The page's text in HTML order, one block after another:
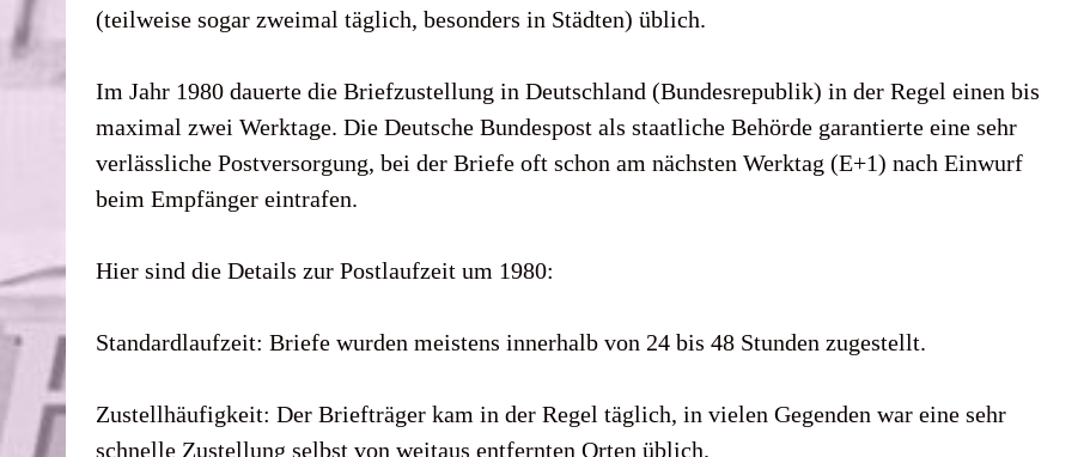
(teilweise sogar zweimal täglich, besonders in Städten) üblich.
Im Jahr 1980 dauerte die Briefzustellung in Deutschland (Bundesrepublik) in der Regel einen bis
maximal zwei Werktage. Die Deutsche Bundespost als staatliche Behörde garantierte eine sehr
verlässliche Postversorgung, bei der Briefe oft schon am nächsten Werktag (E+1) nach Einwurf
beim Empfänger eintrafen.
Hier sind die Details zur Postlaufzeit um 1980:
Standardlaufzeit: Briefe wurden meistens innerhalb von 24 bis 48 Stunden zugestellt.
Zustellhäufigkeit: Der Briefträger kam in der Regel täglich, in vielen Gegenden war eine sehr
schnelle Zustellung selbst von weitaus entfernten Orten üblich.